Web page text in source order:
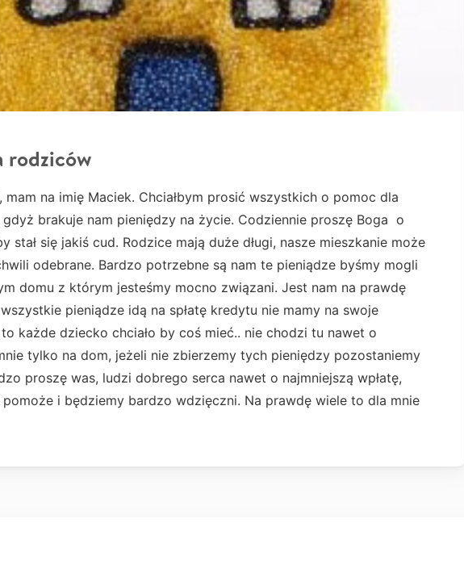
rodziców
mam na imię Maciek. Chciałbym prosić wszystkich o pomoc dla
brakuje nam pieniędzy na życie. Codziennie proszę Boga o
stał się jakiś cud. Rodzice mają duże długi, nasze mieszkanie może
odebrane. Bardzo potrzebne są nam te pieniądze byśmy mogli
domu z którym jesteśmy mocno związani. Jest nam na prawdę
pieniądze idą na spłatę kredytu nie mamy na swoje
każde dziecko chciało by coś mieć.. nie chodzi tu nawet o
tylko na dom, jeżeli nie zbierzemy tych pieniędzy pozostaniemy
proszę was, ludzi dobrego serca nawet o najmniejszą wpłatę,
i będziemy bardzo wdzięczni. Na prawdę wiele to dla mnie